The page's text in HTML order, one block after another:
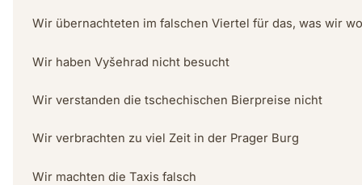
Wir übernachteten im falschen Viertel für das, was wir
Wir haben Vyšehrad nicht besucht
Wir verstanden die tschechischen Bierpreise nicht
Wir verbrachten zu viel Zeit in der Prager Burg
Wir machten die Taxis falsch